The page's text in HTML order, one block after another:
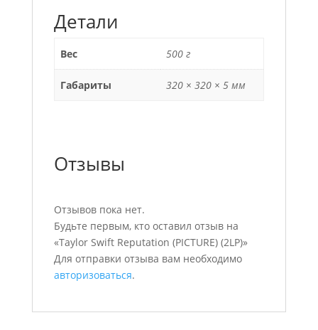
Детали
Вес 500 г
Габариты 320 × 320 × 5 мм
Отзывы
Отзывов пока нет.
Будьте первым, кто оставил отзыв на
«Taylor Swift Reputation (PICTURE) (2LP)»
Для отправки отзыва вам необходимо
авторизоваться.